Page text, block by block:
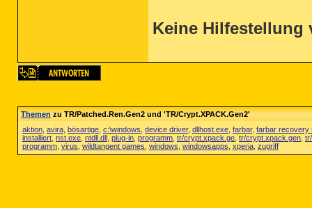
Keine Hilfestellung
Themenzu TR/Patched.Ren.Gen2 und 'TR/Crypt.XPACK.Gen2'
aktion avira bösartige c:\windows device driver, dllhost.exe farbar, farbar recovery
installiert nst.exe ntdll.dll plug-in programm tr/crypt.xpack.ge tr/crypt.xpack.gen
programm virus wildtangent games windows windowsapps xperia zugriff